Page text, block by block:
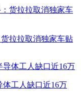
拉拉取消独家车贴
工人缺口近16万